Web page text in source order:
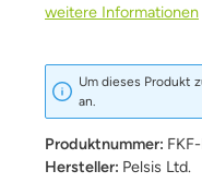
weitere Informationen
Um dieses Produkt
an.
Produktnummer:
Hersteller: Pelsis Ltd.